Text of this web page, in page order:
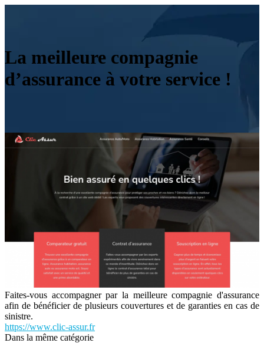
La meilleure compagnie
d’assurance à votre service !
Faites-vous accompagner par la meilleure compagnie d'assurance
afin de bénéficier de plusieurs couvertures et de garanties en cas de
sinistre.
https://www.clic-assur.fr
Dans la même catégorie